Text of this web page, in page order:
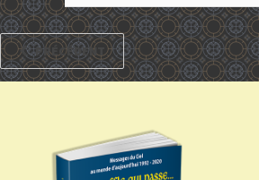
PRÉCÉDENT